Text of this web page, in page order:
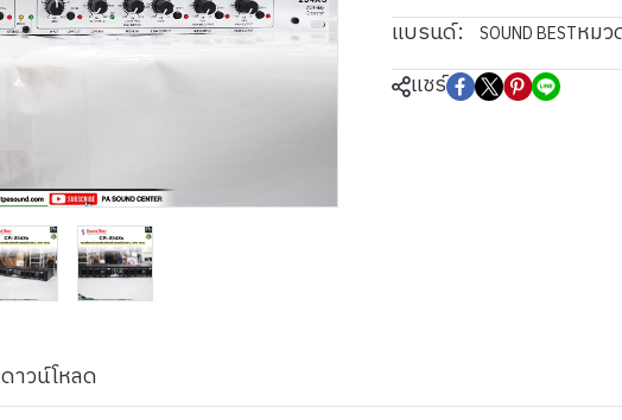
แบรนด์:
SOUND BESTหม
แชร์
ดาวน์โหลด